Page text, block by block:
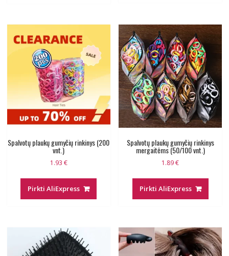
Spalvotų plaukų gumyčių rinkinys (200
vnt.)
1.93 €
Pirkti AliExpress
Spalvotų plaukų gumyčių rinkinys
mergaitėms (50/100 vnt.)
1.89€
Pirkti AliExpress